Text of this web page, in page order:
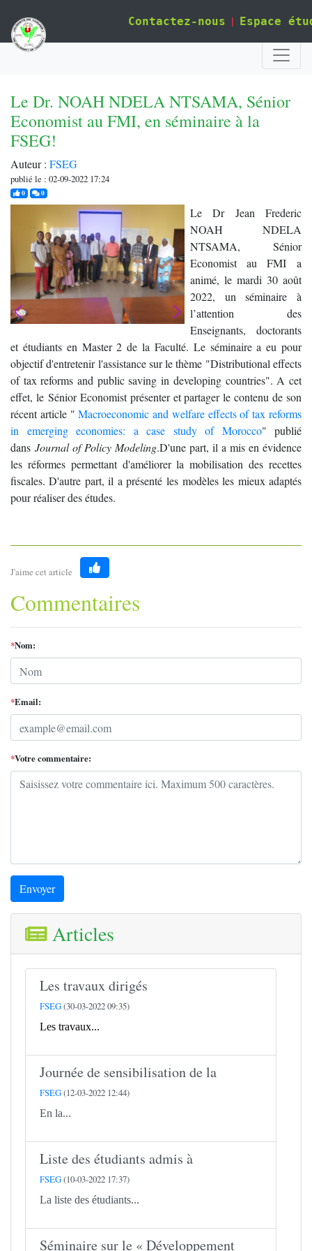
Contactez-nous | Espace
Le Dr. NOAH NDELA NTSAMA, Sénior
Economist au FMI, en séminaire à la
FSEG!
Auteur : FSEG
publié le : 02-09-2022 17:24
0j'aime0commentaires
Le Dr Jean Frederic
NOAH NDELA
NTSAMA, Sénior
Economist au FMI a
animé, le mardi 30 août
2022, un séminaire à
l’attention des
Enseignants, doctorants
et étudiants en Master 2 de la Faculté. Le séminaire a eu pour
objectif d'entretenir l'assistance sur le thème "Distributional effects
of tax reforms and public saving in developing countries". A cet
effet, le Sénior Economist présenter et partager le contenu de son
récent article "Macroeconomic and welfare effects of tax reforms
in emerging economies: a case study of Morocco" publié
dans Journal of Policy Modeling.D'une part, il a mis en évidence
les réformes permettant d'améliorer la mobilisation des recettes
fiscales. D'autre part, il a présenté les modèles les mieux adaptés
pour réaliser des études.
J'aime cet article
Like
Commentaires
*Nom:
*Email:
*Votre commentaire:
Envoyer
Articles
Les travaux dirigés
FSEG(30-03-2022 09:35)
Les travaux...
Journée de sensibilisation de la
FSEG(12-03-2022 12:44)
En la...
Liste des étudiants admis à
FSEG(10-03-2022 17:37)
La liste des étudiants...
Séminaire sur le « Développement